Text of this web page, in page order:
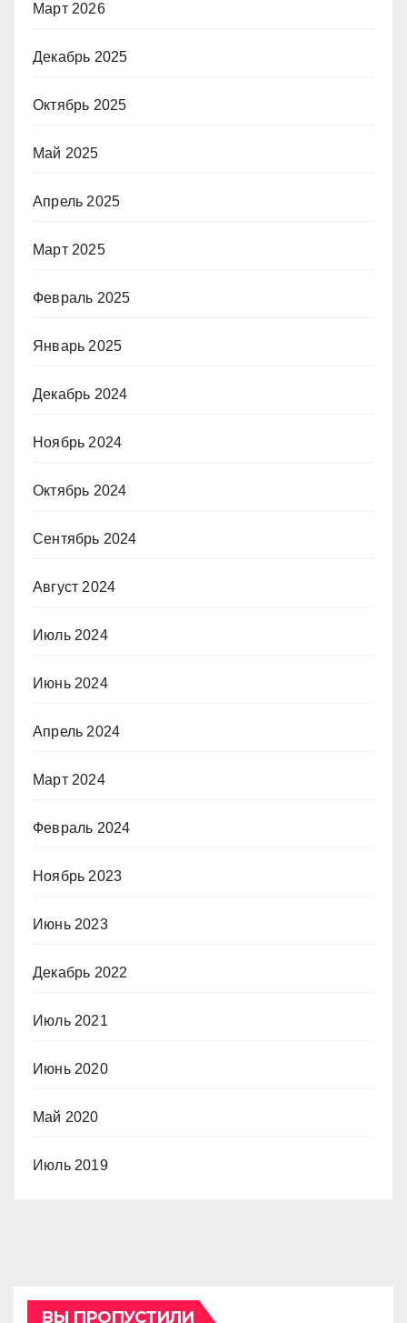
Март 2026
Декабрь 2025
Октябрь 2025
Май 2025
Апрель 2025
Март 2025
Февраль 2025
Январь 2025
Декабрь 2024
Ноябрь 2024
Октябрь 2024
Сентябрь 2024
Август 2024
Июль 2024
Июнь 2024
Апрель 2024
Март 2024
Февраль 2024
Ноябрь 2023
Июнь 2023
Декабрь 2022
Июль 2021
Июнь 2020
Май 2020
Июль 2019
ВЫ ПРОПУСТИЛИ